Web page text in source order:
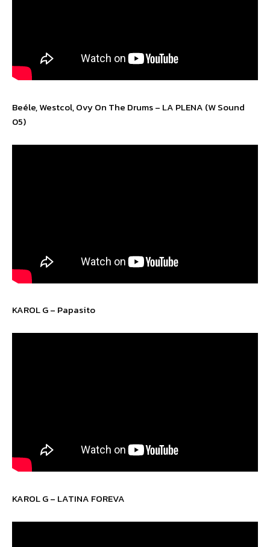
Beéle, Westcol, Ovy On The Drums – LA PLENA (W Sound
05)
KAROL G – Papasito
KAROL G – LATINA FOREVA